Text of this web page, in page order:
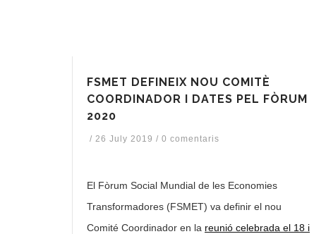
FSMET DEFINEIX NOU COMITÈ
COORDINADOR I DATES PEL FÒRUM
2020
/ 26 July 2019 / 0 comentaris
El Fòrum Social Mundial de les Economies
Transformadores (FSMET) va definir el nou
Comité Coordinador en la reunió celebrada el 18 i